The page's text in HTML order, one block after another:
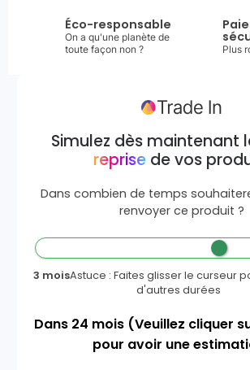
Éco-responsable
On a qu'une planète de
toute façon non ?
Plus
Simulez dès maintenant
reprisede vos
Dans combien de temps
renvoyer ce produit ?
3 moisAstuce : Faites glisser le curseur
d'autres durées
Dans 24 mois (Veuillez cliquer
pour avoir une